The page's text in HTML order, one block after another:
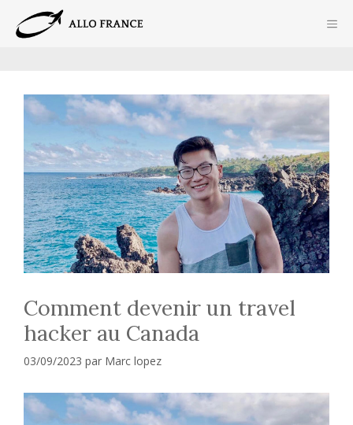
contenu
Comment devenir un travel
hacker au Canada
03/09/2023 par Marc lopez